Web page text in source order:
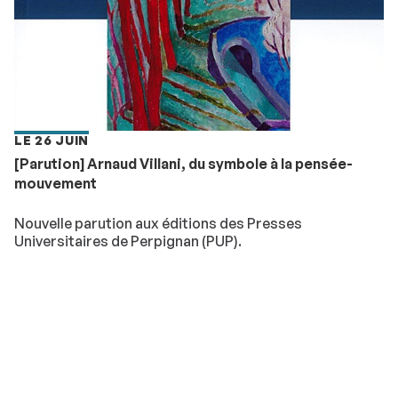
LE 26 JUIN
[Parution] Arnaud Villani, du symbole à la pensée-
mouvement
Nouvelle parution aux éditions des Presses
Universitaires de Perpignan (PUP).